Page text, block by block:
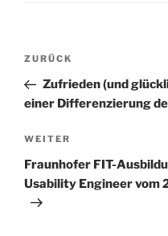
Beitragsnavigation
Vorheriger
Beitrag
ZURÜCK
Zufrieden (und
einer Differenzierung
Nächster
Beitrag
WEITER
Fraunhofer FIT-
Usability Engineer vom